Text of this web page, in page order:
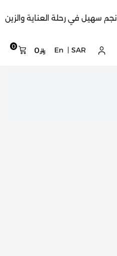
نجم سهيل في رحلة العناية والزين
0 0 En SAR